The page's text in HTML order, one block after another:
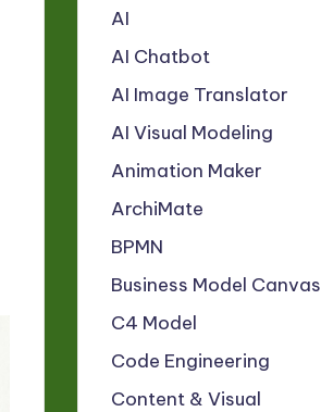
AI
AI Chatbot
AI Image Translator
AI Visual Modeling
Animation Maker
ArchiMate
BPMN
Business Model Canvas
C4 Model
Code Engineering
Content & Visual